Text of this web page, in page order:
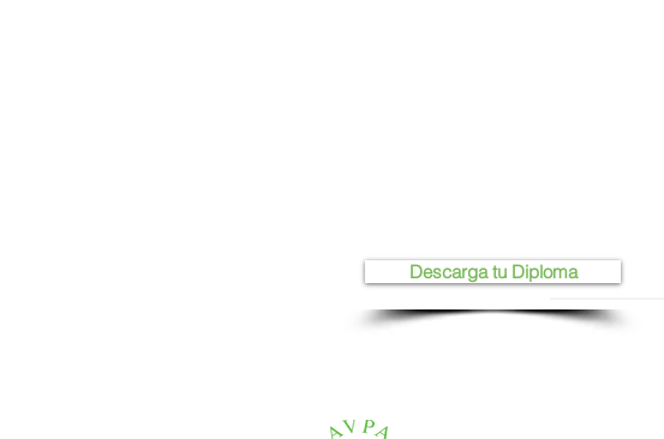
Descarga tu Diploma